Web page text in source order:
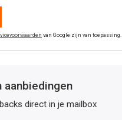
van Google zijn van toepassing.
direct in je mailbox